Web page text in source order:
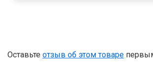
Оставьте отзыв об этом товаре